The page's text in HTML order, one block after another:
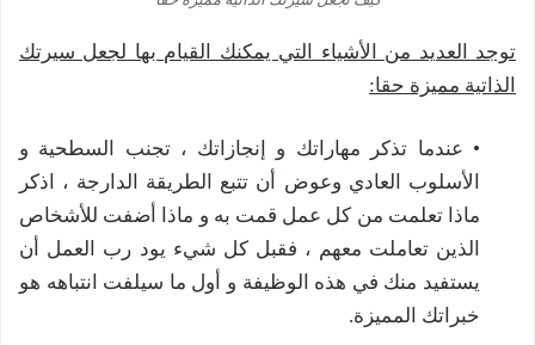
توجد العديد من الأشياء التي يمكنك القيام بها لجعل سيرتك
الذاتية مميزة حقا:
• عندما تذكر مهاراتك و إنجازاتك ، تجنب السطحية و
الأسلوب العادي وعوض أن تتبع الطريقة الدارجة ، اذكر
ماذا تعلمت من كل عمل قمت به و ماذا أضفت للأشخاص
الذين تعاملت معهم ، فقبل كل شيء يود رب العمل أن
يستفيد منك في هذه الوظيفة و أول ما سيلفت انتباهه هو
خبراتك المميزة.